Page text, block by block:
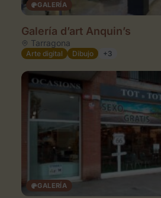
GALERÍA
Galería d’art Anquin’s
Tarragona
Arte digital Dibujo +3
GALERÍA